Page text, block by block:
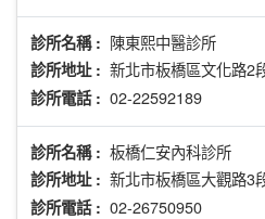
診所名稱 : 陳東熙中醫診所
診所地址 : 新北市板橋區文化路2
診所電話 : 02-22592189
診所名稱 : 板橋仁安內科診所
診所地址 : 新北市板橋區大觀路3
診所電話 : 02-26750950